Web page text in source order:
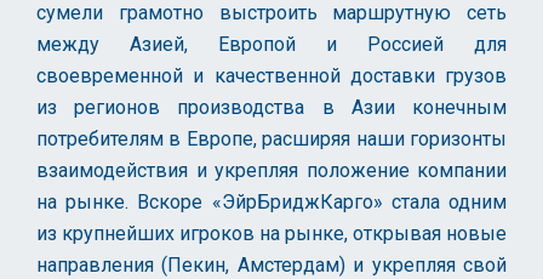
сумели грамотно выстроить маршрутную сеть
между Азией, Европой и Россией для
своевременной и качественной доставки грузов
из регионов производства в Азии конечным
потребителям в Европе, расширяя наши горизонты
взаимодействия и укрепляя положение компании
на рынке. Вскоре «ЭйрБриджКарго» стала одним
из крупнейших игроков на рынке, открывая новые
направления (Пекин, Амстердам) и укрепляя свой